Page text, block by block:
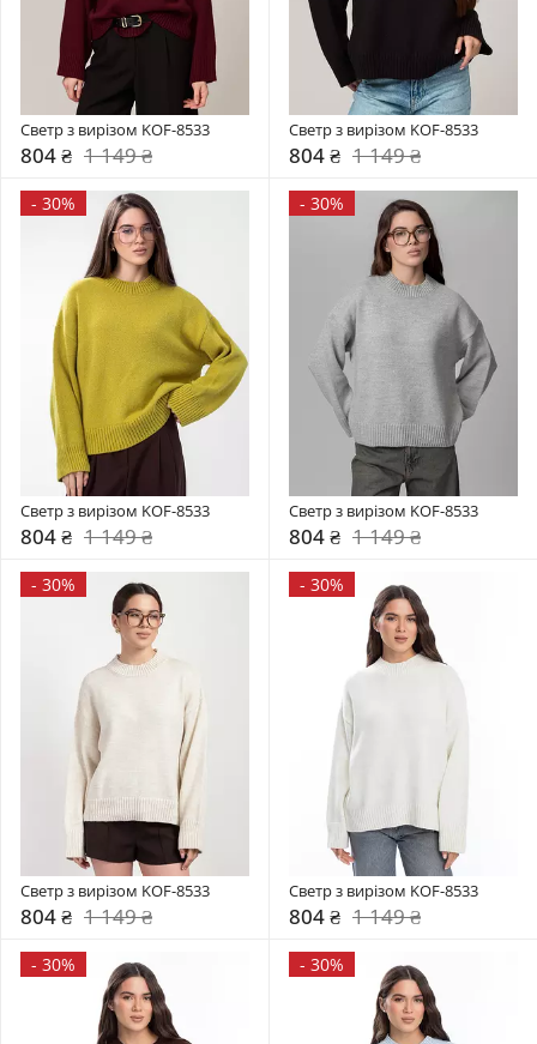
Светр з вирізом KOF-8533
804 ₴ 1 149 ₴
Светр з вирізом KOF-8533
804 ₴ 1 149 ₴
- 30%
Светр з вирізом KOF-8533
804 ₴ 1 149 ₴
- 30%
Светр з вирізом KOF-8533
804 ₴ 1 149 ₴
- 30%
Светр з вирізом KOF-8533
804 ₴ 1 149 ₴
- 30%
Светр з вирізом KOF-8533
804 ₴ 1 149 ₴
- 30% - 30%